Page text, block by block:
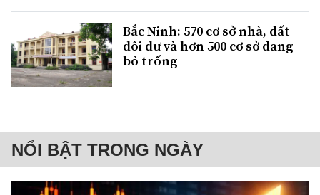
Bắc Ninh: 570 cơ sở nhà, đất
dôi dư và hơn 500 cơ sở đang
bỏ trống
NỔI BẬT TRONG NGÀY